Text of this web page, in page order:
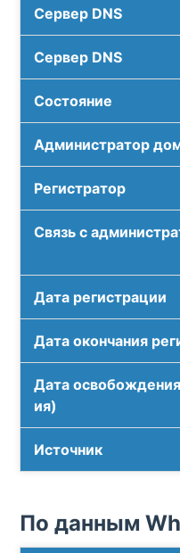
Сервер DNS
Сервер DNS
Соcтояние
Администратор
Регистратор
Связь с
Дата регистрации
Дата окончания
Дата
ия)
Источник
По данным